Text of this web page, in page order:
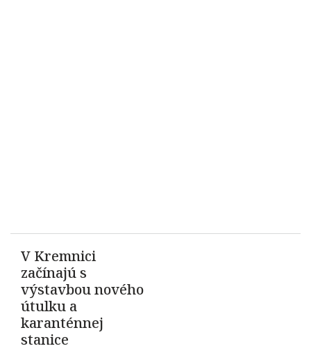
V Kremnici
začínajú s
výstavbou nového
útulku a
karanténnej
stanice